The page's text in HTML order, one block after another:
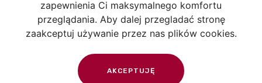
prywatności
Facebook
Twitter
zapewnienia Ci maksymalnego komfortu
przeglądania. Aby dalej przegladać stronę
zaakceptuj używanie przez nas plików cookies.